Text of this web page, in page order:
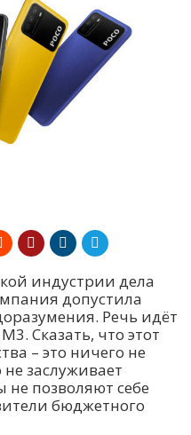
индустрии дела
допустила
Речь идёт
Сказать, что этот
– это ничего не
заслуживает
позволяют себе
бюджетного